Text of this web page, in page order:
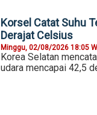
Korsel Catat Suhu
Derajat Celsius
Minggu, 02/08/2026 18:05
Korea Selatan
udara mencapai 42,5